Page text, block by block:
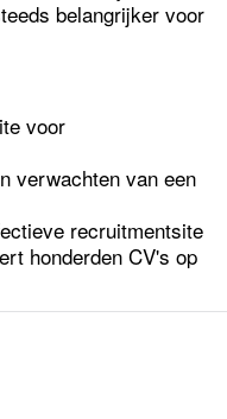
belangrijker voor
voor
verwachten van een
recruitmentsite
honderden CV's op